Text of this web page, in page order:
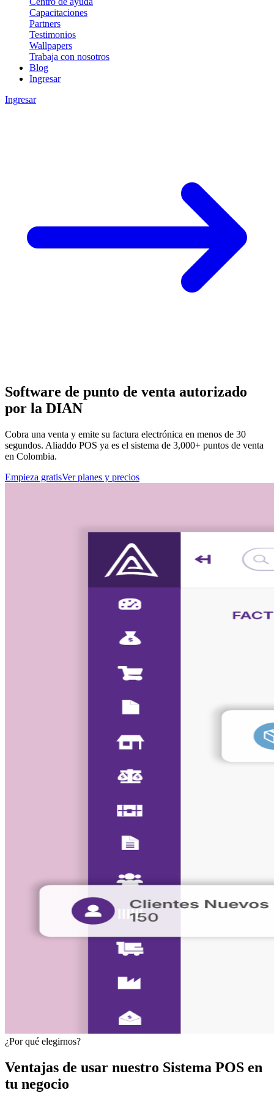
Capacitaciones
Partners
Testimonios
Wallpapers
Trabaja con nosotros
Blog
Ingresar
Ingresar
Software de punto de venta autorizado
por la DIAN
Cobra una venta y emite su factura electrónica en menos de 30
segundos. Aliaddo POS ya es el sistema de 3,000+ puntos de venta
en Colombia.
Empieza gratisVer planes y precios
¿Por qué elegirnos?
Ventajas de usar nuestro Sistema POS en
tu negocio